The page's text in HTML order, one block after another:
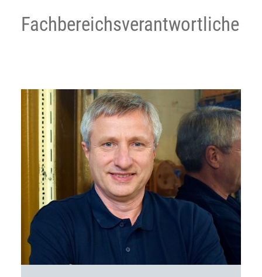
Fachbereichs­verantwortliche